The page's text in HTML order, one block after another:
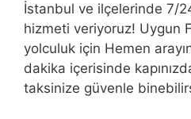
İstanbul ve ilçelerinde 7/
hizmeti veriyoruz! Uygun
yolculuk için Hemen
dakika içerisinde
taksinize güvenle